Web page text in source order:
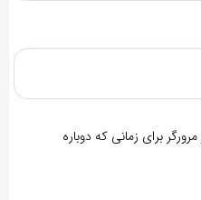
برای زمانی که دوباره